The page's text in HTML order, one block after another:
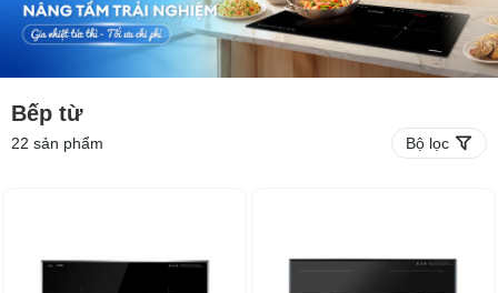
Bếp từ
22 sản phẩm Bộ lọc